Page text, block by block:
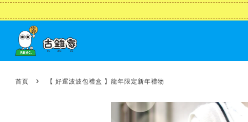
首頁 › 【 好運波波包禮盒 】龍年限定新年禮物